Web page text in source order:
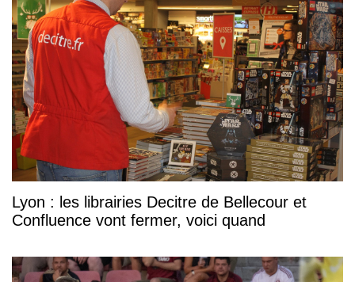
Lyon : les librairies Decitre de Bellecour et
Confluence vont fermer, voici quand